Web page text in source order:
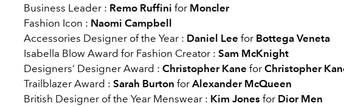
Business Leader : Remo Ruffini for Moncler
Fashion Icon : Naomi Campbell
Accessories Designer of the Year : Daniel Lee for Bottega Veneta
Isabella Blow Award for Fashion Creator : Sam McKnight
Designers’ Designer Award : Christopher Kane for Christopher
Trailblazer Award : Sarah Burton for Alexander McQueen
British Designer of the Year Menswear : Kim Jones for Dior Men